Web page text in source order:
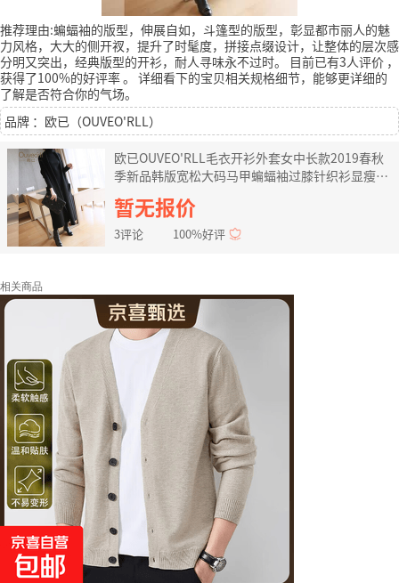
推荐理由:蝙蝠袖的版型，伸展自如，斗篷型的版型，彰显都市丽人的魅
力风格，大大的侧开衩，提升了时髦度，拼接点缀设计，让整体的层次感
分明又突出，经典版型的开衫，耐人寻味永不过时。
目前已有3人评价 ，
获得了100%的好评率。 详细看下的宝贝相关规格细节，能够更详细的
了解是否符合你的气场。
品牌 ：欧已（OUVEO'RLL）
欧已OUVEO'RLL毛衣开衫外套女中长款2019春秋
季新品韩版宽松大码马甲蝙蝠袖过膝针织衫显瘦披
肩 黑色 均码
暂无报价
3评论 100%好评
相关商品